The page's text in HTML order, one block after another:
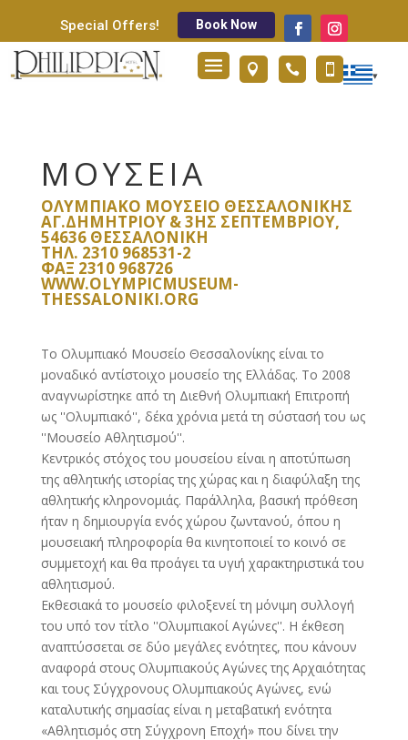
Special Offers! Book Now
  
ΜΟΥΣΕΙΑ
ΟΛΥΜΠΙΑΚΟ ΜΟΥΣΕΙΟ ΘΕΣΣΑΛΟΝΙΚΗΣ
ΑΓ.ΔΗΜΗΤΡΊΟΥ & 3ΗΣ ΣΕΠΤΕΜΒΡΊΟΥ,
54636 ΘΕΣΣΑΛΟΝΊΚΗ
ΤΗΛ. 2310 968531-2
ΦΑΞ 2310 968726
WWW.OLYMPICMUSEUM-
THESSALONIKI.ORG
Το Ολυμπιακό Μουσείο Θεσσαλονίκης είναι το
μοναδικό αντίστοιχο μουσείο της Ελλάδας. Το 2008
αναγνωρίστηκε από τη Διεθνή Ολυμπιακή Επιτροπή
ως ''Ολυμπιακό'', δέκα χρόνια μετά τη σύστασή του ως
''Μουσείο Αθλητισμού''.
Κεντρικός στόχος του μουσείου είναι η αποτύπωση
της αθλητικής ιστορίας της χώρας και η διαφύλαξη της
αθλητικής κληρονομιάς. Παράλληλα, βασική πρόθεση
ήταν η δημιουργία ενός χώρου ζωντανού, όπου η
μουσειακή πληροφορία θα κινητοποιεί το κοινό σε
συμμετοχή και θα προάγει τα υγιή χαρακτηριστικά του
αθλητισμού.
Εκθεσιακά το μουσείο φιλοξενεί τη μόνιμη συλλογή
του υπό τον τίτλο ''Ολυμπιακοί Αγώνες''. Η έκθεση
αναπτύσσεται σε δύο μεγάλες ενότητες, που κάνουν
αναφορά στους Ολυμπιακούς Αγώνες της Αρχαιότητας
και τους Σύγχρονους Ολυμπιακούς Αγώνες, ενώ
καταλυτικής σημασίας είναι η μεταβατική ενότητα
«Αθλητισμός στη Σύγχρονη Εποχή» που δίνει την